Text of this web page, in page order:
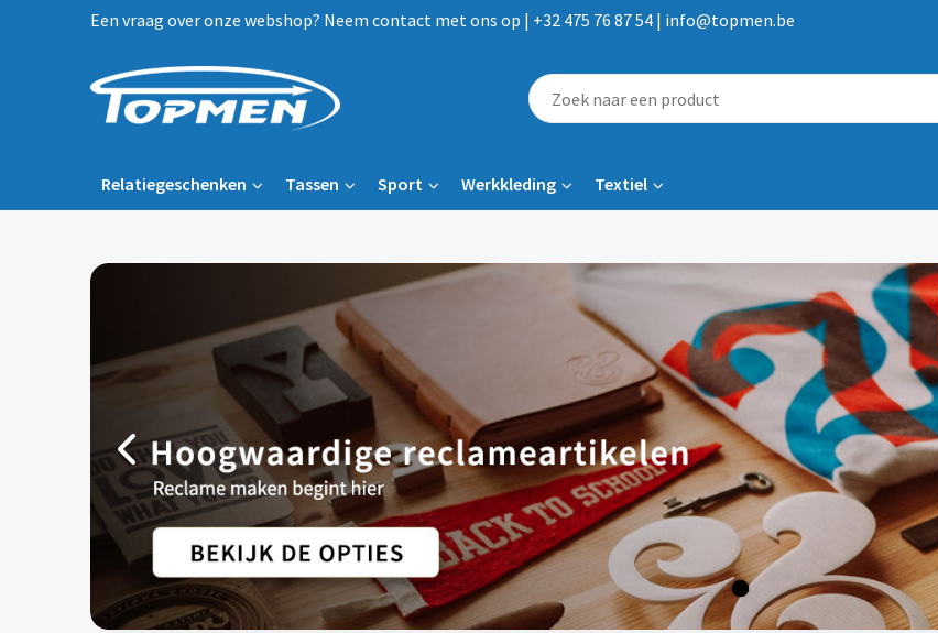
Een vraag over onze webshop? Neem contact met ons op | +32 475 76 87 54 | info@topmen.be
Relatiegeschenken Tassen Sport Werkkleding Textiel
Prev